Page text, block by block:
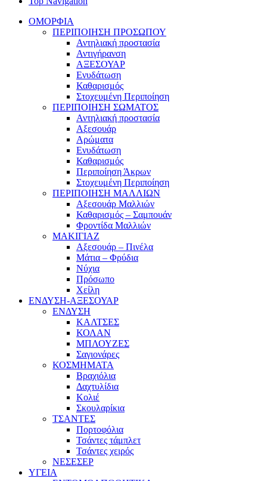
ΟΜΟΡΦΙΑ
ΠΕΡΙΠΟΙΗΣΗ ΠΡΟΣΩΠΟΥ
Αντηλιακή προστασία
Αντιγήρανση
ΑΞΕΣΟΥΑΡ
Ενυδάτωση
Καθαρισμός
Στοχευμένη Περιποίηση
ΠΕΡΙΠΟΙΗΣΗ ΣΩΜΑΤΟΣ
Αντηλιακή προστασία
Αξεσουάρ
Αρώματα
Ενυδάτωση
Καθαρισμός
Περιποίηση Άκρων
Στοχευμένη Περιποίηση
ΠΕΡΙΠΟΙΗΣΗ ΜΑΛΛΙΩΝ
Αξεσουάρ Μαλλιών
Καθαρισμός – Σαμπουάν
Φροντίδα Μαλλιών
ΜΑΚΙΓΙΑΖ
Αξεσουάρ – Πινέλα
Μάτια – Φρύδια
Νύχια
Πρόσωπο
Χείλη
ΕΝΔΥΣΗ-ΑΞΕΣΟΥΑΡ
ΕΝΔΥΣΗ
ΚΑΛΤΣΕΣ
ΚΟΛΑΝ
ΜΠΛΟΥΖΕΣ
Σαγιονάρες
ΚΟΣΜΗΜΑΤΑ
Βραχιόλια
Δαχτυλίδια
Κολιέ
Σκουλαρίκια
ΤΣΑΝΤΕΣ
Πορτοφόλια
Τσάντες τάμπλετ
Τσάντες χειρός
ΝΕΣΕΣΕΡ
ΥΓΕΙΑ